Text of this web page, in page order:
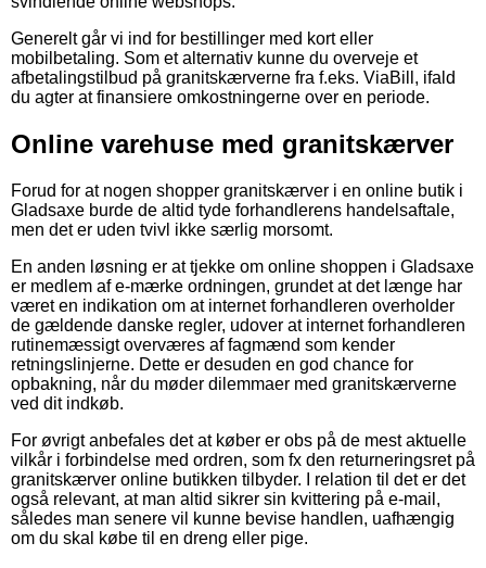
Generelt går vi ind for bestillinger med kort eller
mobilbetaling. Som et alternativ kunne du overveje et
afbetalingstilbud på granitskærverne fra f.eks. ViaBill, ifald
du agter at finansiere omkostningerne over en periode.
Online varehuse med granitskærver
Forud for at nogen shopper granitskærver i en online butik i
Gladsaxe burde de altid tyde forhandlerens handelsaftale,
men det er uden tvivl ikke særlig morsomt.
En anden løsning er at tjekke om online shoppen i Gladsaxe
er medlem af e-mærke ordningen, grundet at det længe har
været en indikation om at internet forhandleren overholder
de gældende danske regler, udover at internet forhandleren
rutinemæssigt overværes af fagmænd som kender
retningslinjerne. Dette er desuden en god chance for
opbakning, når du møder dilemmaer med granitskærverne
ved dit indkøb.
For øvrigt anbefales det at køber er obs på de mest aktuelle
vilkår i forbindelse med ordren, som fx den returneringsret på
granitskærver online butikken tilbyder. I relation til det er det
også relevant, at man altid sikrer sin kvittering på e-mail,
således man senere vil kunne bevise handlen, uafhængig
om du skal købe til en dreng eller pige.